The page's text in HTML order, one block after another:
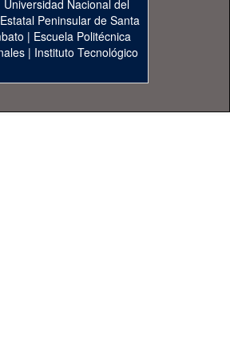
Universidad Nacional del
Peninsular de Santa
| Escuela Politécnica
| Instituto Tecnológico